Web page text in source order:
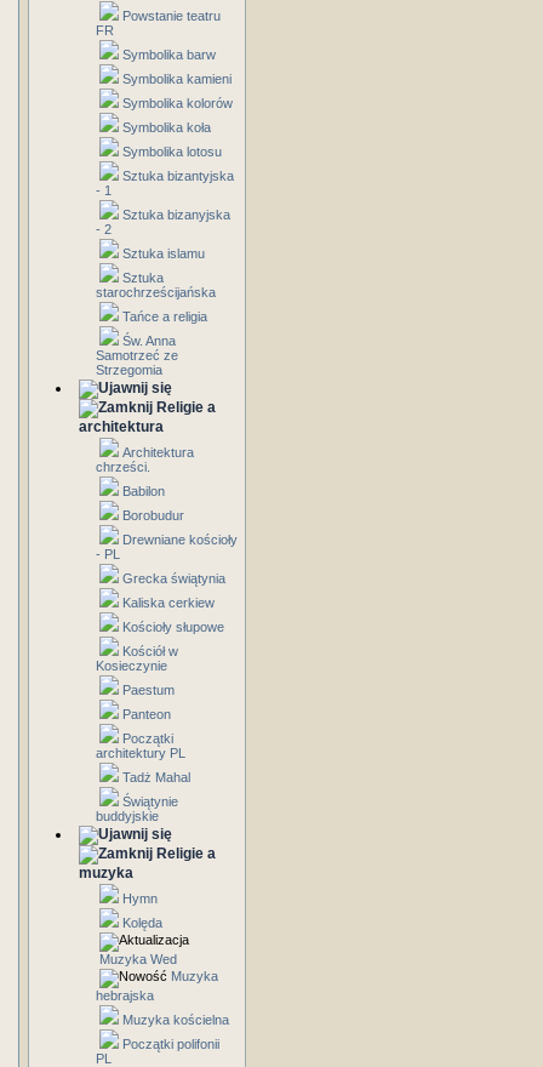
Powstanie teatru
FR
Symbolika barw
Symbolika kamieni
Symbolika kolorów
Symbolika koła
Symbolika lotosu
Sztuka bizantyjska
- 1
Sztuka bizanyjska
- 2
Sztuka islamu
Sztuka
starochrześcijańska
Tańce a religia
Św. Anna
Samotrzeć ze
Strzegomia
Religie a
architektura
Architektura
chrześci.
Babilon
Borobudur
Drewniane kościoły
- PL
Grecka świątynia
Kaliska cerkiew
Kościoły słupowe
Kościół w
Kosieczynie
Paestum
Panteon
Początki
architektury PL
Tadż Mahal
Świątynie
buddyjskie
Religie a
muzyka
Hymn
Kolęda
Muzyka Wed
Muzyka
hebrajska
Muzyka kościelna
Początki polifonii
PL